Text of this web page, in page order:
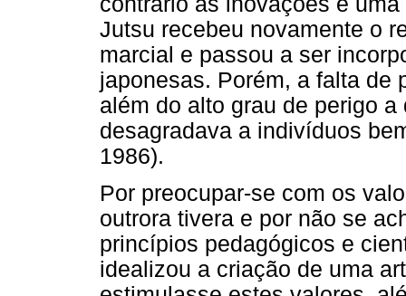
Jutsu recebeu novamente o
marcial e passou a ser
japonesas. Porém, a falta de
além do alto grau de perigo
desagradava a indivíduos
1986).
Por preocupar-se com os
outrora tivera e por não se
princípios pedagógicos e
idealizou a criação de uma